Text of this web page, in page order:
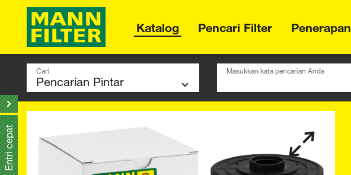
Katalog Pencari Filter Penerapan
Cari Masukkan kata pencarian Anda